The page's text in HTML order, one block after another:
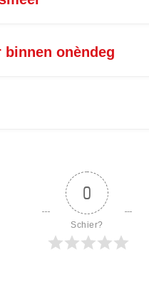
binnen onèndeg
0
Schier?